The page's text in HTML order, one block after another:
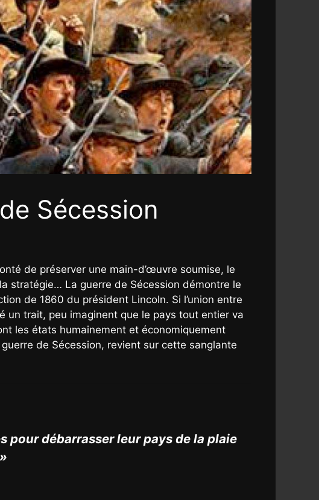
Sécession
de préserver une main-d’œuvre soumise, le
stratégie… La guerre de Sécession démontre le
de 1860 du président Lincoln. Si l’union entre
un trait, peu imaginent que le pays tout entier va
les états humainement et économiquement
de Sécession, revient sur cette sanglante
pour débarrasser leur pays de la plaie